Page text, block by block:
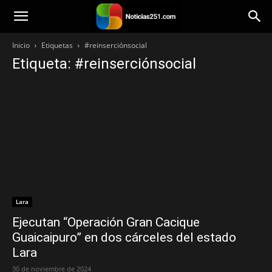
Noticias251
Inicio Etiquetas #reinserciónsocial
Etiqueta: #reinserciónsocial
Lara
Ejecutan “Operación Gran Cacique
Guaicaipuro” en dos cárceles del estado
Lara
30 de noviembre de 2024